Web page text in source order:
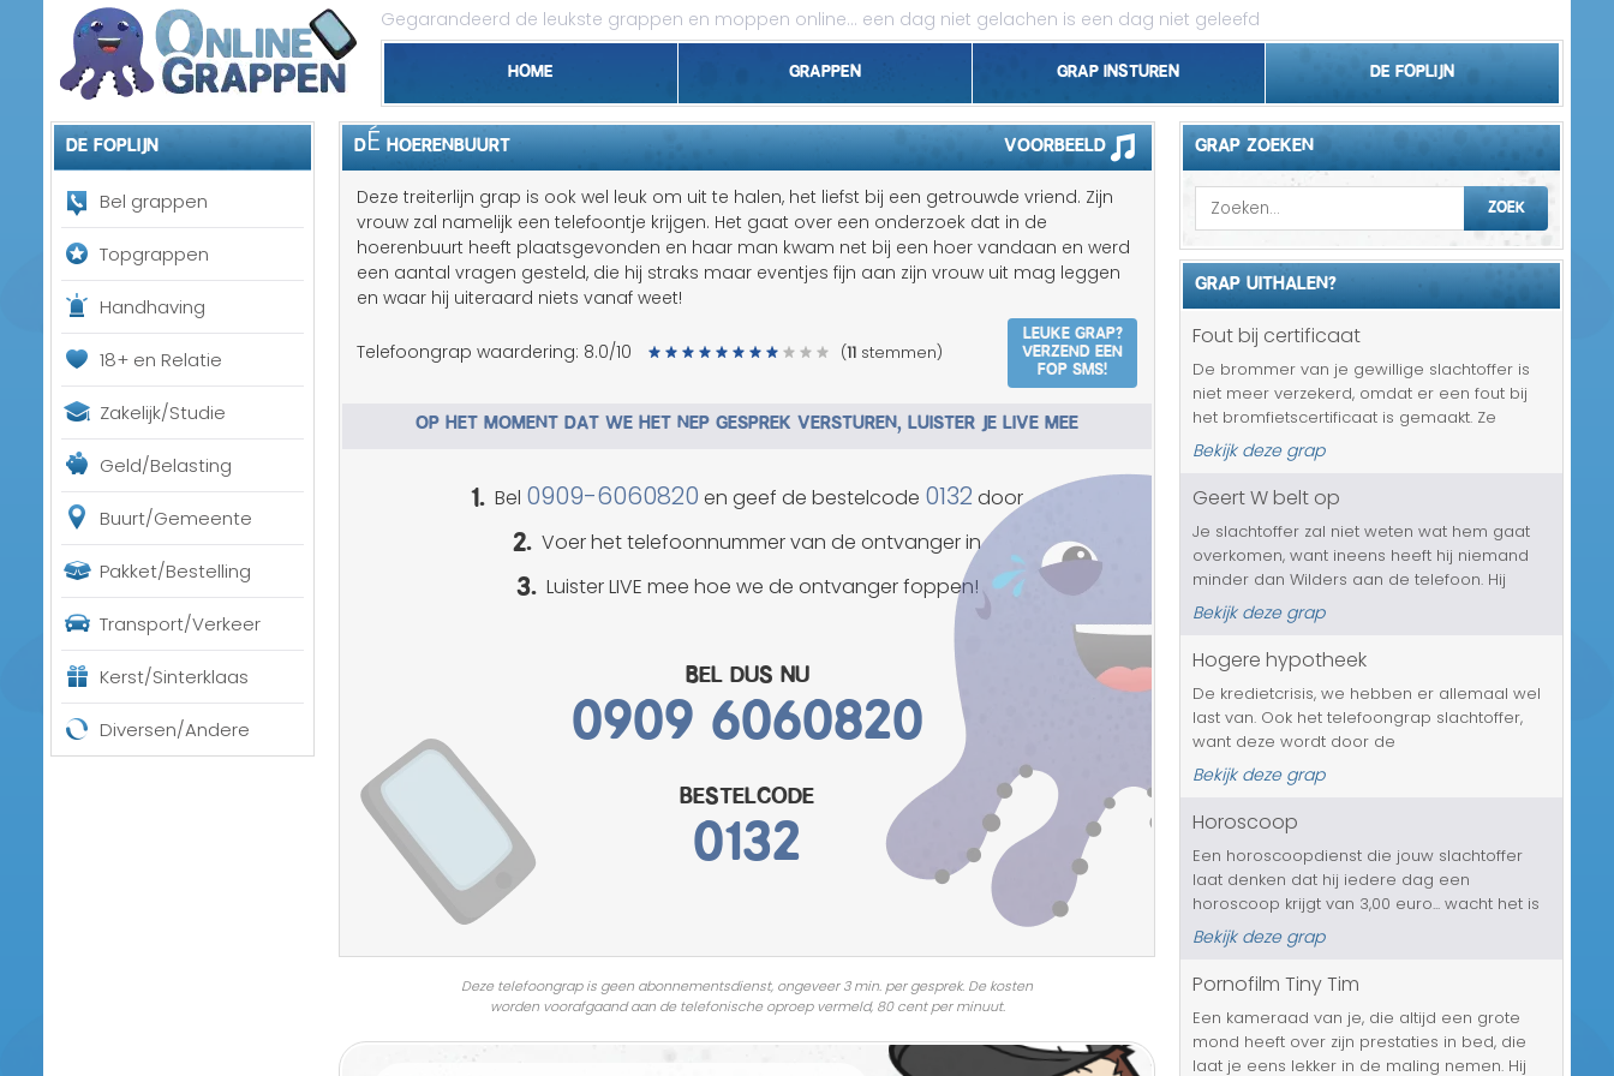
Gegarandeerd de leukste grappen en moppen online... een dag niet gelachen is een dag niet geleefd
Home Grappen
1 april grappen
Belgen grappen
Dieren grappen
Droge grappen
Jantje grappen
Slechte grappen
Turken grappen
Grap insturen De foplijn
Bel grappen
Topgrappen
18+ en Relatie
Zakelijk/Studie
Geld/Belasting
Buurt/Gemeente
Pakket/Bestelling
Transport/Verkeer
Kerst/Sinterklaas
Diversen/Andere
De foplijn
Bel grappen
Topgrappen
Handhaving
18+ en Relatie
Zakelijk/Studie
Geld/Belasting
Buurt/Gemeente
Pakket/Bestelling
Transport/Verkeer
Kerst/Sinterklaas
Diversen/Andere
DÉ HOERENBUURT Voorbeeld
Deze treiterlijn grap is ook wel leuk om uit te halen, het liefst bij een getrouwde vriend. Zijn
vrouw zal namelijk een telefoontje krijgen. Het gaat over een onderzoek dat in de
hoerenbuurt heeft plaatsgevonden en haar man kwam net bij een hoer vandaan en werd
een aantal vragen gesteld, die hij straks maar eventjes fijn aan zijn vrouw uit mag leggen
en waar hij uiteraard niets vanaf weet!
Telefoongrap waardering: 8.0/10 (11 stemmen)
Leuke grap?
Verzend een
fop SMS!
OP HET MOMENT DAT WE HET NEP GESPREK VERSTUREN, LUISTER JE LIVE MEE
1. Bel 0909-6060820 en geef de bestelcode 0132 door
2. Voer het telefoonnummer van de ontvanger in
3. Luister LIVE mee hoe we de ontvanger foppen!
Bel dus nu
0909 6060820
bestelcode
0132
Deze telefoongrap is geen abonnementsdienst, ongeveer 3 min. per gesprek. De kosten
worden voorafgaand aan de telefonische oproep vermeld, 80 cent per minuut.
GRAP ZOEKEN
ZOEK
GRAP UITHALEN?
Fout bij certificaat
De brommer van je gewillige slachtoffer is
niet meer verzekerd, omdat er een fout bij
het bromfietscertificaat is gemaakt. Ze
komen er wel laat achter, maar beter laat
dan nooit natuurlijk. En nu mag je slachtoffer
3 weken lang niet brommer...
Bekijk deze grap
Geert W belt op
Je slachtoffer zal niet weten wat hem gaat
overkomen, want ineens heeft hij niemand
minder dan Wilders aan de telefoon. Hij
heeft een heel erg duidelijk boodschap voor
jouw slachtoffer; ‘Wij worden de grootste!”
Nou, daar is geen speld ...
Bekijk deze grap
Hogere hypotheek
De kredietcrisis, we hebben er allemaal wel
last van. Ook het telefoongrap slachtoffer,
want deze wordt door de
hypotheekverstrekker gebeld, die vertellen
dat de hypotheek wordt aangepast. Hij
voldoet niet meer aan de maatstaven van
Bekijk deze grap
Horoscoop
Een horoscoopdienst die jouw slachtoffer
laat denken dat hij iedere dag een
horoscoop krijgt van 3,00 euro... wacht het is
ondertussen al naar 6.00 opgelopen....
Bekijk deze grap
Pornofilm Tiny Tim
Een kameraad van je, die altijd een grote
mond heeft over zijn prestaties in bed, die
laat je eens lekker in de maling nemen. Hij